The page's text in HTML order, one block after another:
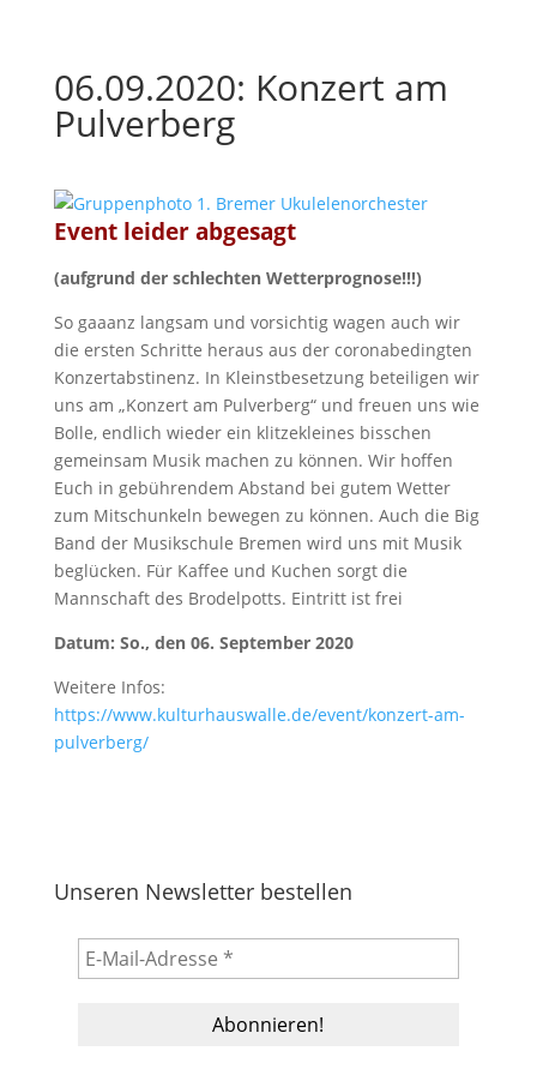
06.09.2020: Konzert am
Pulverberg
Event leider abgesagt
(aufgrund der schlechten Wetterprognose!!!)
So gaaanz langsam und vorsichtig wagen auch wir
die ersten Schritte heraus aus der coronabedingten
Konzertabstinenz. In Kleinstbesetzung beteiligen wir
uns am „Konzert am Pulverberg“ und freuen uns wie
Bolle, endlich wieder ein klitzekleines bisschen
gemeinsam Musik machen zu können. Wir hoffen
Euch in gebührendem Abstand bei gutem Wetter
zum Mitschunkeln bewegen zu können. Auch die Big
Band der Musikschule Bremen wird uns mit Musik
beglücken. Für Kaffee und Kuchen sorgt die
Mannschaft des Brodelpotts. Eintritt ist frei
Datum: So., den 06. September 2020
Weitere Infos:
https://www.kulturhauswalle.de/event/konzert-am-
pulverberg/
Unseren Newsletter bestellen